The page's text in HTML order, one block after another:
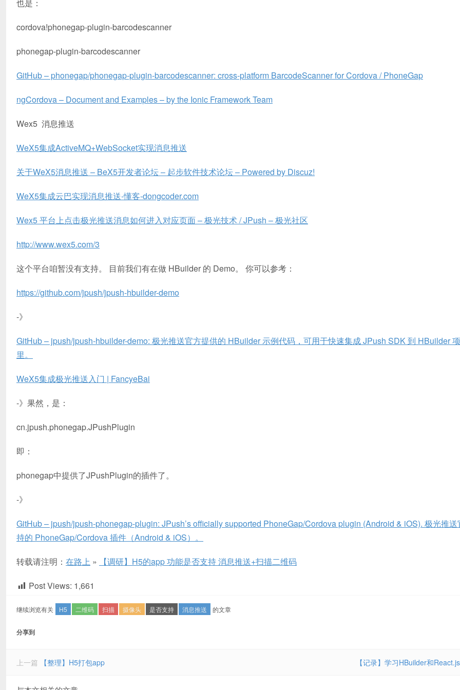
也是：
cordova!phonegap-plugin-barcodescanner
phonegap-plugin-barcodescanner
GitHub – phonegap/phonegap-plugin-barcodescanner: cross-platform BarcodeScanner for Cordova / PhoneGap
ngCordova – Document and Examples – by the Ionic Framework Team
Wex5 消息推送
WeX5集成ActiveMQ+WebSocket实现消息推送
关于WeX5消息推送 – BeX5开发者论坛 – 起步软件技术论坛 – Powered by Discuz!
WeX5集成云巴实现消息推送-懂客-dongcoder.com
Wex5 平台上点击极光推送消息如何进入对应页面 – 极光技术 / JPush – 极光社区
http://www.wex5.com/3
这个平台咱暂没有支持。 目前我们有在做 HBuilder 的 Demo。 你可以参考：
https://github.com/jpush/jpush-hbuilder-demo
-》
GitHub – jpush/jpush-hbuilder-demo: 极光推送官方提供的 HBuilder 示例代码，可用于快速集成 JPush SDK 到 HBuilder
里。
WeX5集成极光推送入门 | FancyeBai
-》果然，是：
cn.jpush.phonegap.JPushPlugin
即：
phonegap中提供了JPushPlugin的插件了。
-》
GitHub – jpush/jpush-phonegap-plugin: JPush’s officially supported PhoneGap/Cordova plugin (Android & iOS). 极光推送
持的 PhoneGap/Cordova 插件（Android & iOS）。
转载请注明： 在路上 » 【调研】H5的app 功能是否支持 消息推送+扫描二维码
Post Views: 1,661
继续浏览有关 H5 二维码 扫描 摄像头 是否支持 消息推送 的文章
分享到
上一篇 【整理】H5打包app 【记录】学习HBuilder和React.js